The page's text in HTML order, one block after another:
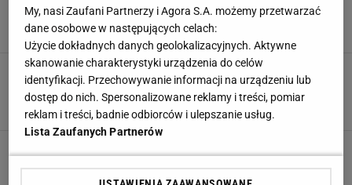
Mistrzów. "Co ty robisz?!"
Filip Modrzejewski,30 LISTOPADA 2023, 08:38
To będzie nowy klub Davida de Gei? Sensacja.
Nikt się nie spodziewał
Konrad Ferszter, 26 PAŹDZIERNIKA 2023, 09:57
My, nasi Zaufani Partnerzy i Agora S.A. możemy przetwarzać
dane osobowe w następujących celach:
Użycie dokładnych danych geolokalizacyjnych. Aktywne
skanowanie charakterystyki urządzenia do celów
identyfikacji. Przechowywanie informacji na urządzeniu lub
dostęp do nich. Spersonalizowane reklamy i treści, pomiar
reklam i treści, badnie odbiorców i ulepszanie usług.
Lista Zaufanych Partnerów